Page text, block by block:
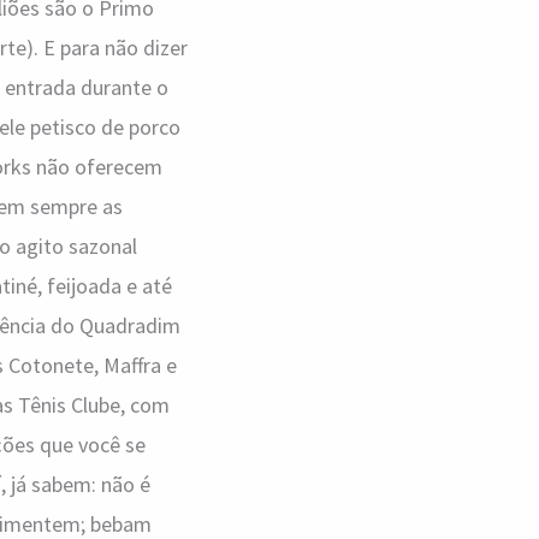
são o Primo
E para não dizer
entrada durante o
petisco de porco
não oferecem
sempre as
agito sazonal
feijoada e até
do Quadradim
Cotonete, Maffra e
Tênis Clube, com
que você se
sabem: não é
bebam